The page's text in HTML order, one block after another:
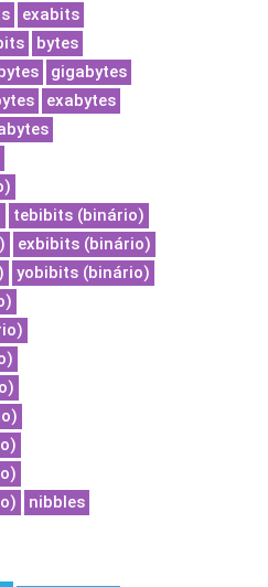
exabits
bytes
gigabytes
exabytes
tebibits (binário)
exbibits (binário)
yobibits (binário)
nibbles